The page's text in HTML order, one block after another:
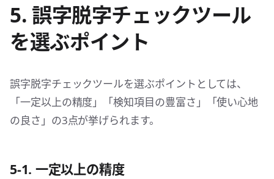
5. 誤字脱字チェックツール
を選ぶポイント
誤字脱字チェックツールを選ぶポイントとしては、
「一定以上の精度」「検知項目の豊富さ」「使い心地
の良さ」の3点が挙げられます。
5-1. 一定以上の精度